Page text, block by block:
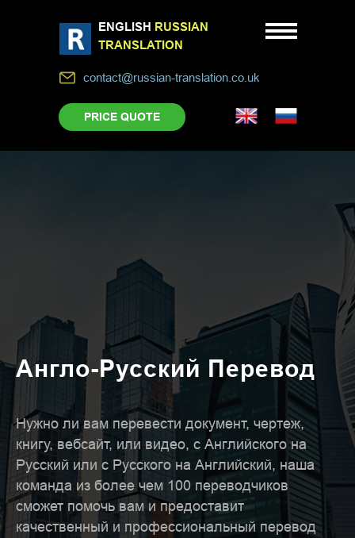
ENGLISH RUSSIAN
TRANSLATION
PRICE QUOTE
contact@russian-translation.co.uk
Англо-Русский Перевод
Нужно ли вам перевести документ, чертеж,
книгу, вебсайт, или видео, с Английского на
Русский или с Русского на Английский, наша
команда из более чем 100 переводчиков
сможет помочь вам и предоставит
качественный и профессиональный перевод